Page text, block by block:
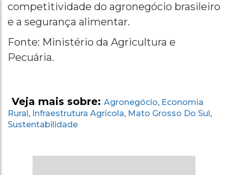
competitividade do agronegócio brasileiro
e a segurança alimentar.
Fonte: Ministério da Agricultura e
Pecuária.
Veja mais sobre: Agronegócio, Economia
Rural , Infraestrutura Agrícola, Mato Grosso Do Sul ,
Sustentabilidade